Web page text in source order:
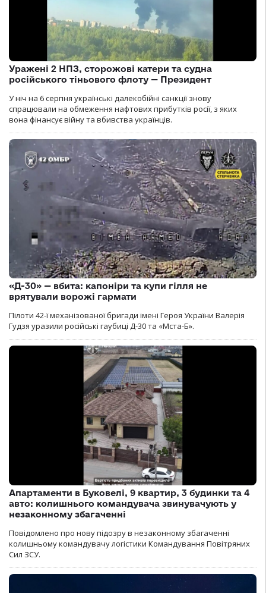
Уражені 2 НПЗ, сторожові катери та судна
російського тіньового флоту — Президент
У ніч на 6 серпня українські далекобійні санкції знову
спрацювали на обмеження нафтових прибутків росії, з яких
вона фінансує війну та вбивства українців.
«Д-30» — вбита: капоніри та купи гілля не
врятували ворожі гармати
Пілоти 42-ї механізованої бригади імені Героя України Валерія
Гудзя уразили російські гаубиці Д-30 та «Мста-Б».
Апартаменти в Буковелі, 9 квартир, 3 будинки та 4
авто: колишнього командувача звинувачують у
незаконному збагаченні
Повідомлено про нову підозру в незаконному збагаченні
колишньому командувачу логістики Командування Повітряних
Сил ЗСУ.